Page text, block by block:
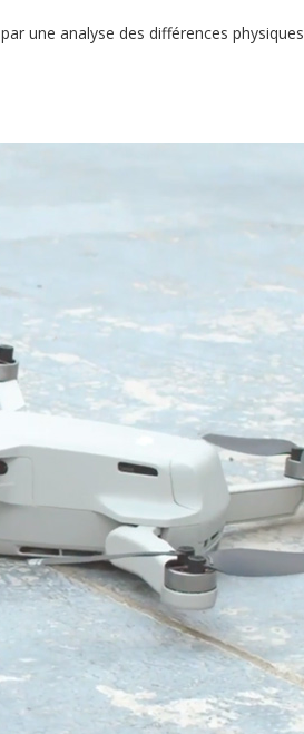
par une analyse des différences